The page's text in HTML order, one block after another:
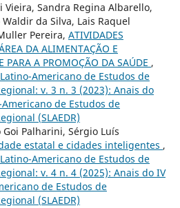
Vieira, Sandra Regina Albarello,
da Silva, Lais Raquel
Pereira, ATIVIDADES
DA ALIMENTAÇÃO E
PARA A PROMOÇÃO DA SAÚDE ,
Americano de Estudos de
v. 3 n. 3 (2023): Anais do
de Estudos de
(SLAEDR)
Palharini, Sérgio Luís
estatal e cidades inteligentes ,
Americano de Estudos de
v. 4 n. 4 (2025): Anais do IV
de Estudos de
(SLAEDR)